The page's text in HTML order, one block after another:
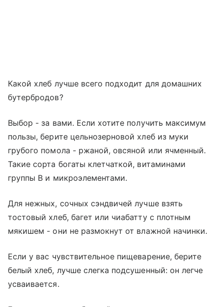
Какой хлеб лучше всего подходит для домашних
бутербродов?
Выбор - за вами. Если хотите получить максимум
пользы, берите цельнозерновой хлеб из муки
грубого помола - ржаной, овсяной или ячменный.
Такие сорта богаты клетчаткой, витаминами
группы B и микроэлементами.
Для нежных, сочных сэндвичей лучше взять
тостовый хлеб, багет или чиабатту с плотным
мякишем - они не размокнут от влажной начинки.
Если у вас чувствительное пищеварение, берите
белый хлеб, лучше слегка подсушенный: он легче
усваивается.